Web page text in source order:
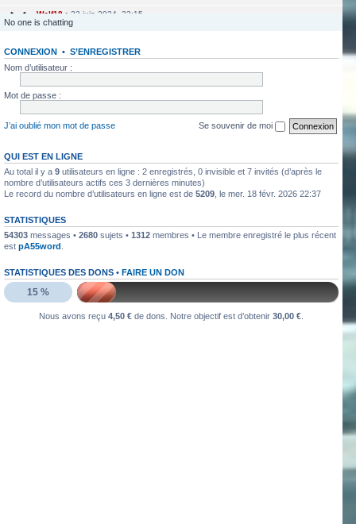
Wolf18 • 23 juin 2024, 22:15
Le site a l'air de nouveau actif
labbethoven• 22 mars 2024, 16:12
Salut Jero, merci de ta réponse je vais faire ça
Bethoven tu peux te présenter et créer un topic pour ton sujet, il se
verra plus facilement que dans le chat
labbethoven•18 mars 2024, 18:32
Hello, des fans d'Alsace Village ? C'est quoi votre record avec une
550PP à peu près ?
No one is chatting
CONNEXION • S’ENREGISTRER
Nom d’utilisateur :
Mot de passe :
J’ai oublié mon mot de passe Se souvenir de moi
QUI EST EN LIGNE
Au total il y a 9 utilisateurs en ligne : 2 enregistrés, 0 invisible et 7 invités (d’après le
nombre d’utilisateurs actifs ces 3 dernières minutes)
Le record du nombre d’utilisateurs en ligne est de 5209 , le mer. 18 févr. 2026 22:37
STATISTIQUES
54303 messages • 2680 sujets • 1312 membres • Le membre enregistré le plus récent
est pA55word
STATISTIQUES DES DONS • FAIRE UN DON
15 %
Nous avons reçu4,50 € de dons. Notre objectif est d’obtenir30,00 €